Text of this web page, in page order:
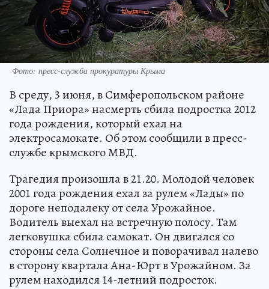
Фото: пресс-служба прокуратуры Крыма
В среду, 3 июня, в Симферопольском районе
«Лада Приора» насмерть сбила подростка 2012
года рождения, который ехал на
электросамокате. Об этом сообщили в пресс-
службе крымского МВД.
Трагедия произошла в 21.20. Молодой человек
2001 года рождения ехал за рулем «Лады» по
дороге неподалеку от села Урожайное.
Водитель выехал на встречную полосу. Там
легковушка сбила самокат. Он двигался со
стороны села Солнечное и поворачивал налево
в сторону квартала Ана-Юрт в Урожайном. За
рулем находился 14-летний подросток.